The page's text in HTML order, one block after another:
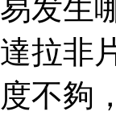
易发生
達拉非
度不夠